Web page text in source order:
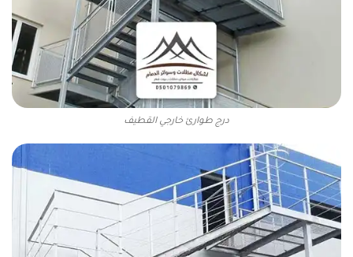
درج طوارئ خارجي القطيف